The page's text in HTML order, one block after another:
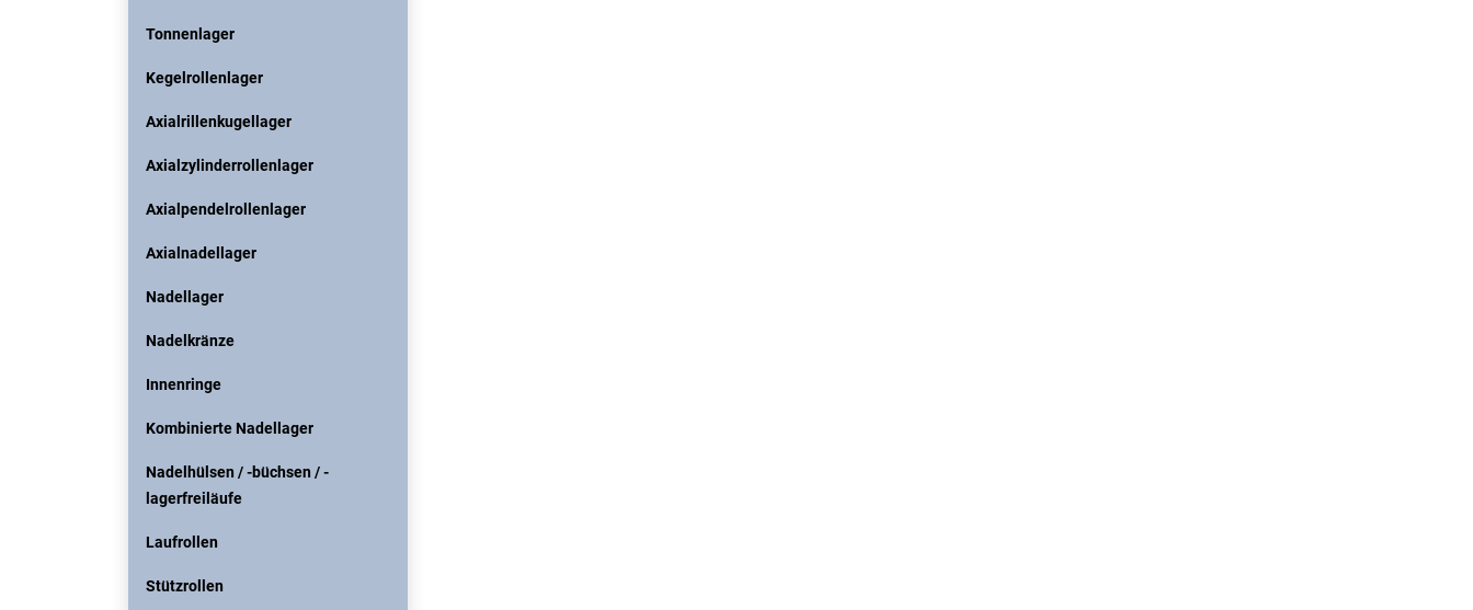
Tonnenlager
Kegelrollenlager
Axialrillenkugellager
Axialzylinderrollenlager
Axialpendelrollenlager
Axialnadellager
Nadellager
Nadelkränze
Innenringe
Kombinierte Nadellager
Nadelhülsen / -büchsen / -
lagerfreiläufe
Laufrollen
Stützrollen